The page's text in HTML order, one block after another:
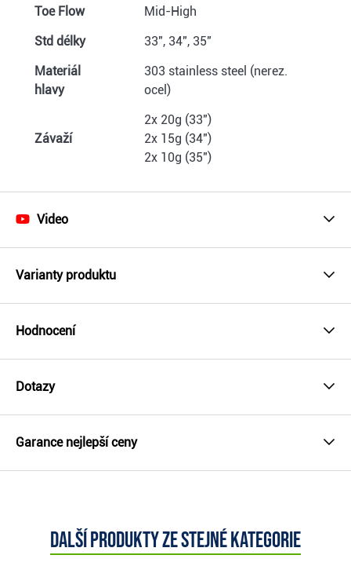
Toe Flow
Mid-High
Std délky
33", 34", 35"
Materiál
hlavy
303 stainless steel (nerez.
ocel)
Závaží
2x 20g (33")
2x 15g (34")
2x 10g (35")
Video
Varianty produktu
Hodnocení
Dotazy
Garance nejlepší ceny
Další produkty ze stejné kategorie